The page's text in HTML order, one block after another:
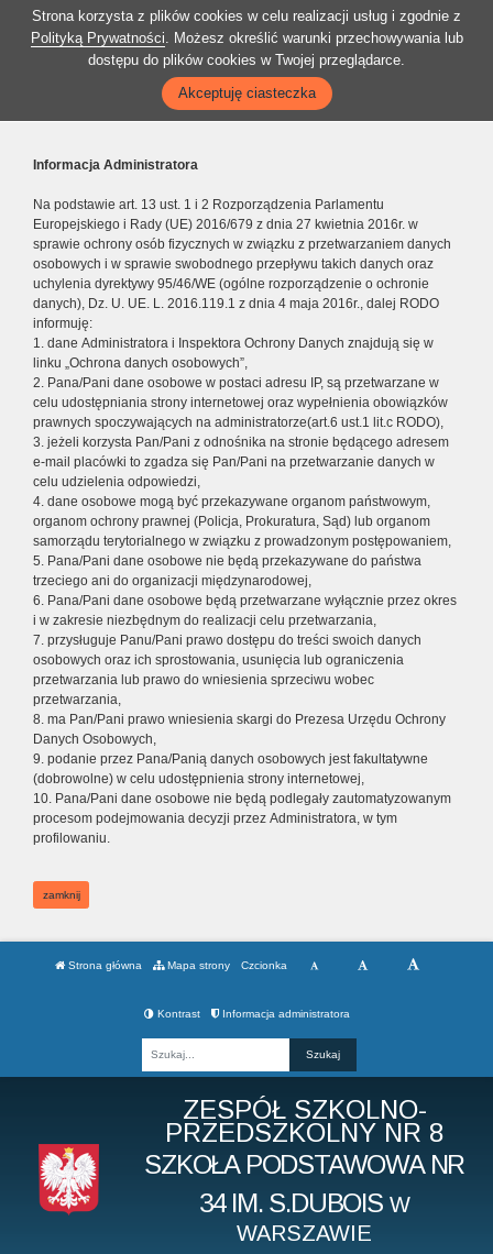
Strona korzysta z plików cookies w celu realizacji usług i zgodnie z
Polityką Prywatności. Możesz określić warunki przechowywania lub
dostępu do plików cookies w Twojej przeglądarce.
Akceptuję ciasteczka
Informacja Administratora
Na podstawie art. 13 ust. 1 i 2 Rozporządzenia Parlamentu
Europejskiego i Rady (UE) 2016/679 z dnia 27 kwietnia 2016r. w
sprawie ochrony osób fizycznych w związku z przetwarzaniem danych
osobowych i w sprawie swobodnego przepływu takich danych oraz
uchylenia dyrektywy 95/46/WE (ogólne rozporządzenie o ochronie
danych), Dz. U. UE. L. 2016.119.1 z dnia 4 maja 2016r., dalej RODO
informuję:
1. dane Administratora i Inspektora Ochrony Danych znajdują się w
linku „Ochrona danych osobowych”,
2. Pana/Pani dane osobowe w postaci adresu IP, są przetwarzane w
celu udostępniania strony internetowej oraz wypełnienia obowiązków
prawnych spoczywających na administratorze(art.6 ust.1 lit.c RODO),
3. jeżeli korzysta Pan/Pani z odnośnika na stronie będącego adresem
e-mail placówki to zgadza się Pan/Pani na przetwarzanie danych w
celu udzielenia odpowiedzi,
4. dane osobowe mogą być przekazywane organom państwowym,
organom ochrony prawnej (Policja, Prokuratura, Sąd) lub organom
samorządu terytorialnego w związku z prowadzonym postępowaniem,
5. Pana/Pani dane osobowe nie będą przekazywane do państwa
trzeciego ani do organizacji międzynarodowej,
6. Pana/Pani dane osobowe będą przetwarzane wyłącznie przez okres
i w zakresie niezbędnym do realizacji celu przetwarzania,
7. przysługuje Panu/Pani prawo dostępu do treści swoich danych
osobowych oraz ich sprostowania, usunięcia lub ograniczenia
przetwarzania lub prawo do wniesienia sprzeciwu wobec
przetwarzania,
8. ma Pan/Pani prawo wniesienia skargi do Prezesa Urzędu Ochrony
Danych Osobowych,
9. podanie przez Pana/Panią danych osobowych jest fakultatywne
(dobrowolne) w celu udostępnienia strony internetowej,
10. Pana/Pani dane osobowe nie będą podlegały zautomatyzowanym
procesom podejmowania decyzji przez Administratora, w tym
profilowaniu.
zamknij
Strona główna Mapa strony Czcionka
Kontrast Informacja administratora
ZESPÓŁ SZKOLNO-
PRZEDSZKOLNY NR 8
SZKOŁA PODSTAWOWA NR
34 IM. S.DUBOIS W
WARSZAWIE